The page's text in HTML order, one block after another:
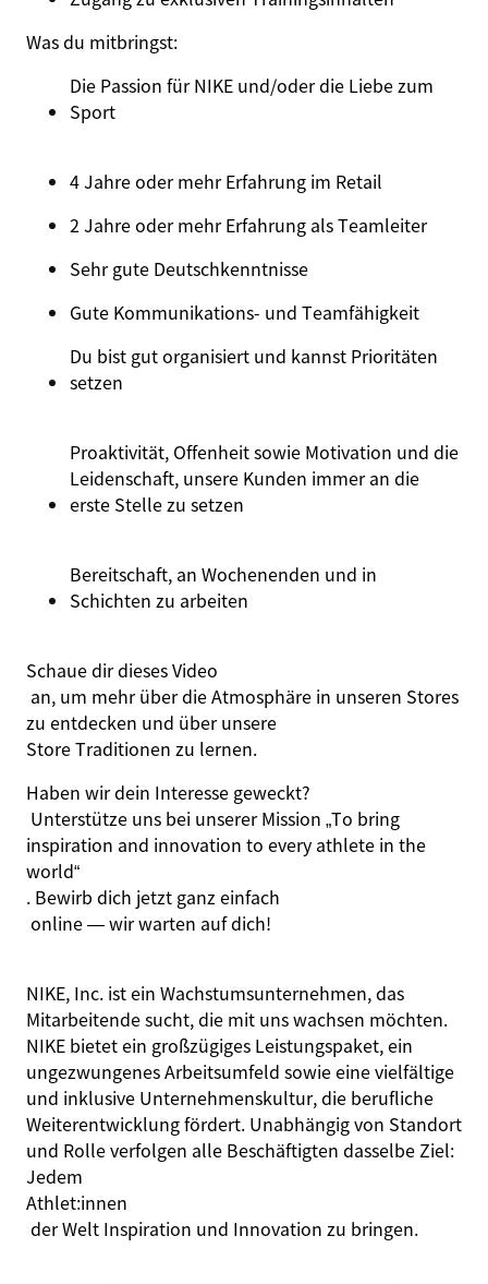
Was du mitbringst:
Die Passion für NIKE und/oder die Liebe zum
Sport
4 Jahre oder mehr Erfahrung im Retail
2 Jahre oder mehr Erfahrung als Teamleiter
Sehr gute Deutschkenntnisse
Gute Kommunikations- und Teamfähigkeit
Du bist gut organisiert und kannst Prioritäten
setzen
Proaktivität, Offenheit sowie Motivation und die
Leidenschaft, unsere Kunden immer an die
erste Stelle zu setzen
Bereitschaft, an Wochenenden und in
Schichten zu arbeiten
Schaue dir diesesVideo
an, um mehr über die Atmosphäre in unseren Stores
zu entdecken und über unsere
Store Traditionen zu lernen.
Haben wir dein Interesse geweckt?
Unterstütze uns bei unserer Mission „To bring
inspiration and innovation to every athlete in the
world“
. Bewirb dich jetzt ganz einfach
online — wir warten auf dich!
NIKE, Inc. ist ein Wachstumsunternehmen, das
Mitarbeitende sucht, die mit uns wachsen möchten.
NIKE bietet ein großzügiges Leistungspaket, ein
ungezwungenes Arbeitsumfeld sowie eine vielfältige
und inklusive Unternehmenskultur, die berufliche
Weiterentwicklung fördert. Unabhängig von Standort
und Rolle verfolgen alle Beschäftigten dasselbe Ziel:
Jedem
Athlet:innen
der Welt Inspiration und Innovation zu bringen.